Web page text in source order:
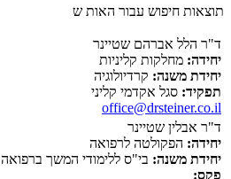
תוצאות חיפוש עבור האות ש
ד"ר הלל אברהם שטיינר
יחידה: מחלקות קליניות
יחידת משנה: קרדיולוגיה
תפקיד: סגל אקדמי קליני
office@drsteiner.co.il
ד"ר אבלין שטיינר
יחידה: הפקולטה לרפואה
יחידת משנה: בי"ס ללימודי המשך ברפואה
פקס: